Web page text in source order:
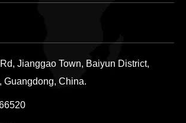
Jianggao Town, Baiyun District,
Guangdong, China.